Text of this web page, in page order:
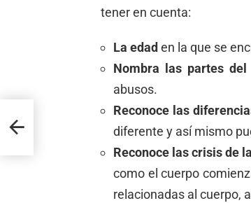
tener en cuenta:
La edad en la que se
Nombra las partes
abusos.
Reconoce las
diferente y así mismo
Reconoce las crisis de
como el cuerpo
relacionadas al cuerpo,